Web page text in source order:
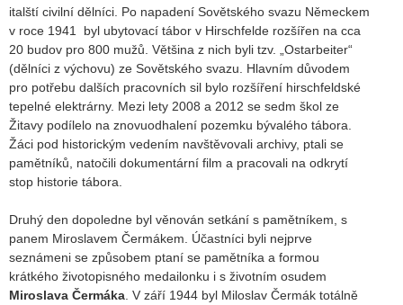
italští civilní dělníci. Po napadení Sovětského svazu Německem
v roce 1941 byl ubytovací tábor v Hirschfelde rozšířen na cca
20 budov pro 800 mužů. Většina z nich byli tzv. „Ostarbeiter“
(dělníci z výchovu) ze Sovětského svazu. Hlavním důvodem
pro potřebu dalších pracovních sil bylo rozšíření hirschfeldské
tepelné elektrárny. Mezi lety 2008 a 2012 se sedm škol ze
Žitavy podílelo na znovuodhalení pozemku bývalého tábora.
Žáci pod historickým vedením navštěvovali archivy, ptali se
pamětníků, natočili dokumentární film a pracovali na odkrytí
stop historie tábora.
Druhý den dopoledne byl věnován setkání s pamětníkem, s
panem Miroslavem Čermákem. Účastníci byli nejprve
seznámeni se způsobem ptaní se pamětníka a formou
krátkého životopisného medailonku i s životním osudem
Miroslava Čermáka . V září 1944 byl Miloslav Čermák totálně